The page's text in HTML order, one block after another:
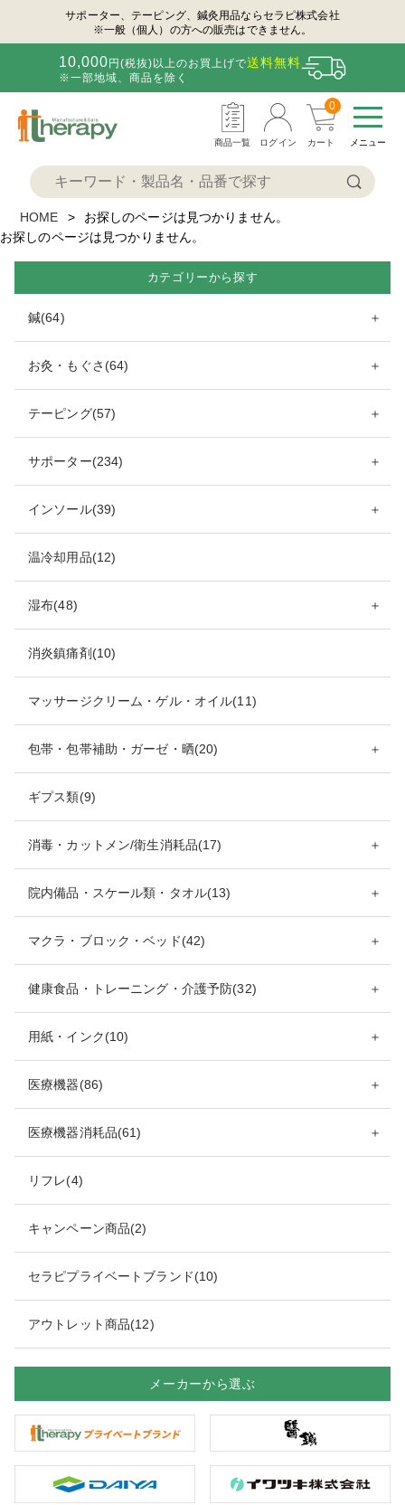
サポーター、テーピング、鍼灸用品ならセラピ株式会社
※一般（個人）の方への販売はできません。
10,000 円(税抜)以上のお買上げで送料無料
※一部地域、商品を除く
商品一覧 ログイン
0
カート メニュー
HOME
お探しのページは見つかりません。
お探しのページは見つかりません。
カテゴリーから探す
鍼(64) ＋
お灸・もぐさ(64) ＋
テーピング(57) ＋
サポーター(234) ＋
インソール(39) ＋
温冷却用品(12)
湿布(48) ＋
消炎鎮痛剤(10)
マッサージクリーム・ゲル・オイル(11)
包帯・包帯補助・ガーゼ・晒(20) ＋
ギプス類(9)
消毒・カットメン/衛生消耗品(17) ＋
院内備品・スケール類・タオル(13) ＋
マクラ・ブロック・ベッド(42) ＋
健康食品・トレーニング・介護予防(32) ＋
用紙・インク(10) ＋
医療機器(86) ＋
医療機器消耗品(61) ＋
リフレ(4)
キャンペーン商品(2)
セラピプライベートブランド(10)
アウトレット商品(12)
メーカーから選ぶ